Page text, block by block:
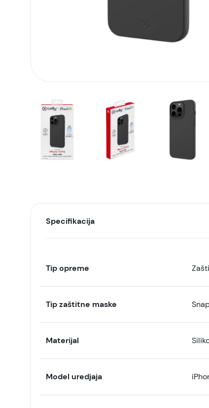
Specifikacija
Tip opreme
Tip zaštitne maske
Materijal
Model uredjaja